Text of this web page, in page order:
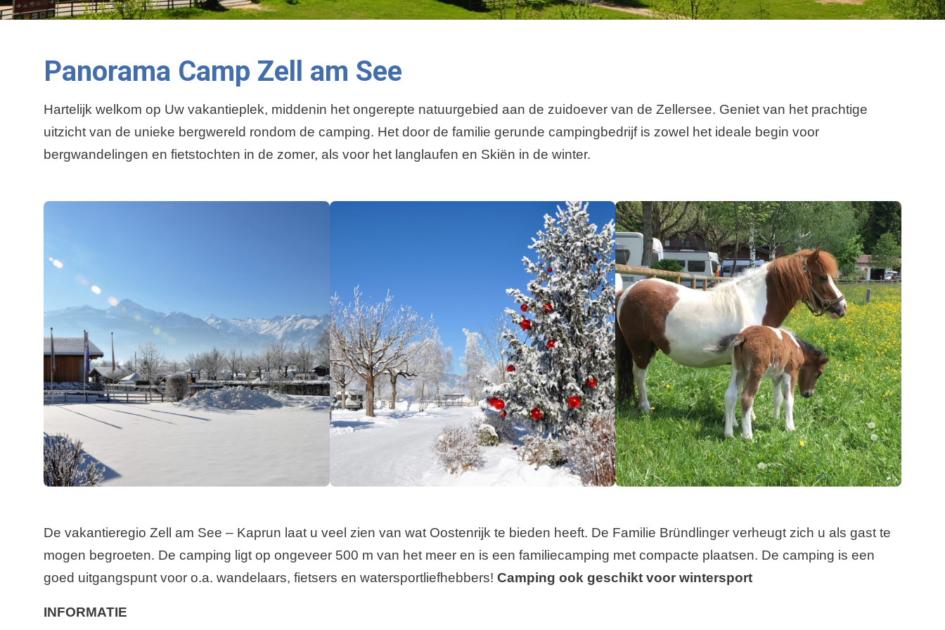
Panorama Camp Zell am See
Hartelijk welkom op Uw vakantieplek, middenin het ongerepte natuurgebied aan de zuidoever van de Zellersee. Geniet van het prachtige
uitzicht van de unieke bergwereld rondom de camping. Het door de familie gerunde campingbedrijf is zowel het ideale begin voor
bergwandelingen en fietstochten in de zomer, als voor het langlaufen en Skiën in de winter.
De vakantieregio Zell am See – Kaprun laat u veel zien van wat Oostenrijk te bieden heeft. De Familie Bründlinger verheugt zich u als gast te
mogen begroeten. De camping ligt op ongeveer 500 m van het meer en is een familiecamping met compacte plaatsen. De camping is een
goed uitgangspunt voor o.a. wandelaars, fietsers en watersportliefhebbers! Camping ook geschikt voor wintersport
INFORMATIE